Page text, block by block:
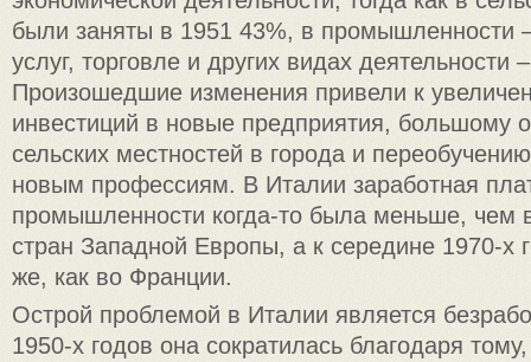
были заняты в 1951 43%, в промышленности
услуг, торговле и других видах деятельности
Произошедшие изменения привели к
инвестиций в новые предприятия, большому
сельских местностей в города и
новым профессиям. В Италии заработная
промышленности когда-то была меньше, чем
стран Западной Европы, а к середине 1970-х
же, как во Франции.
Острой проблемой в Италии является
1950-х годов она сократилась благодаря